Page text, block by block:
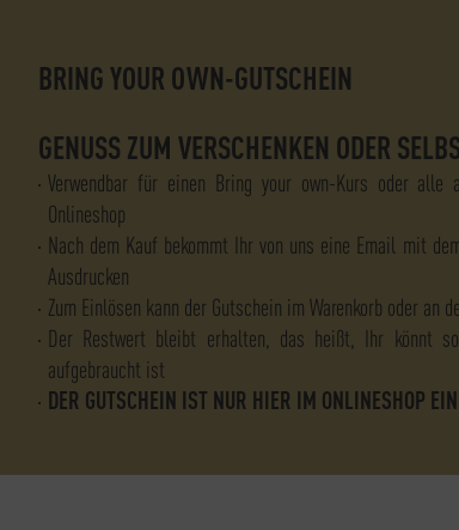
BRING YOUR OWN-GUTSCHEIN
GENUSS ZUM VERSCHENKEN ODER
Verwendbar für einen Bring your own-Kurs oder alle
Onlineshop
Nach dem Kauf bekommt Ihr von uns eine Email mit
Ausdrucken
Zum Einlösen kann der Gutschein im Warenkorb oder an
Der Restwert bleibt erhalten, das heißt, Ihr könnt
aufgebraucht ist
DER GUTSCHEIN IST NUR HIER IM ONLINESHOP